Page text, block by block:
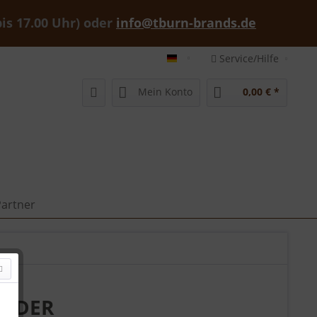
17.00 Uhr) oder info@tburn-brands.de
tburn-brands-shop deutsch
Service/Hilfe
Mein Konto 0,00 € *